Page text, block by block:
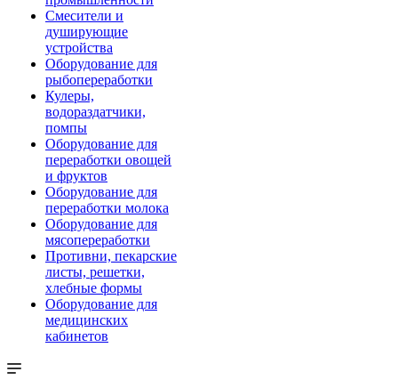
Смесители и
душирующие
устройства
Оборудование для
рыбопереработки
Кулеры,
водораздатчики,
помпы
Оборудование для
переработки овощей
и фруктов
Оборудование для
переработки молока
Оборудование для
мясопереработки
Противни, пекарские
листы, решетки,
хлебные формы
Оборудование для
медицинских
кабинетов